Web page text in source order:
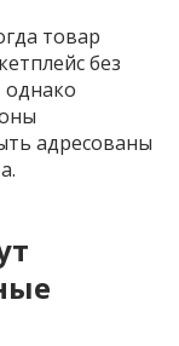
товар
без
однако
адресованы